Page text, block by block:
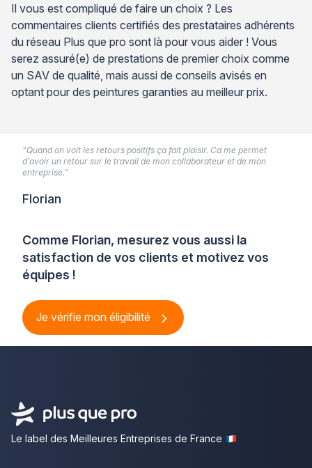
Il vous est compliqué de faire un choix ? Les
commentaires clients certifiés des prestataires adhérents
du réseau Plus que pro sont là pour vous aider ! Vous
serez assuré(e) de prestations de premier choix comme
un SAV de qualité, mais aussi de conseils avisés en
optant pour des peintures garanties au meilleur prix.
Comme Florian, mesurez vous aussi la
satisfaction de vos clients et motivez vos
équipes !
Je vérifie mon éligibilité
“Quand on voit les retours positifs ça fait plaisir. Ca me permet
d’avoir un retour sur le travail de mon collaborateur et de mon
entreprise.”
Florian
Le label des Meilleures Entreprises de France